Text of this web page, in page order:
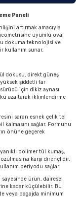
Paneli
artırmak amacıyla
uyumlu oval
dokuma teknolojisi ve
kullanım sunar.
dokusu, direkt güneş
yüksek şiddetli far
için dikiz aynası
azaltarak iklimlendirme
saran esnek çelik tel
sağlar. Formunu
önüne geçerek
polimer tül kumaş,
karşı dirençlidir.
periyodu sağlar.
sayesinde ürün, dairesel
kadar küçülebilir. Bu
veya bagajda minimum